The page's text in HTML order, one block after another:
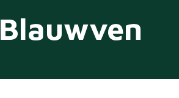
Blauwven